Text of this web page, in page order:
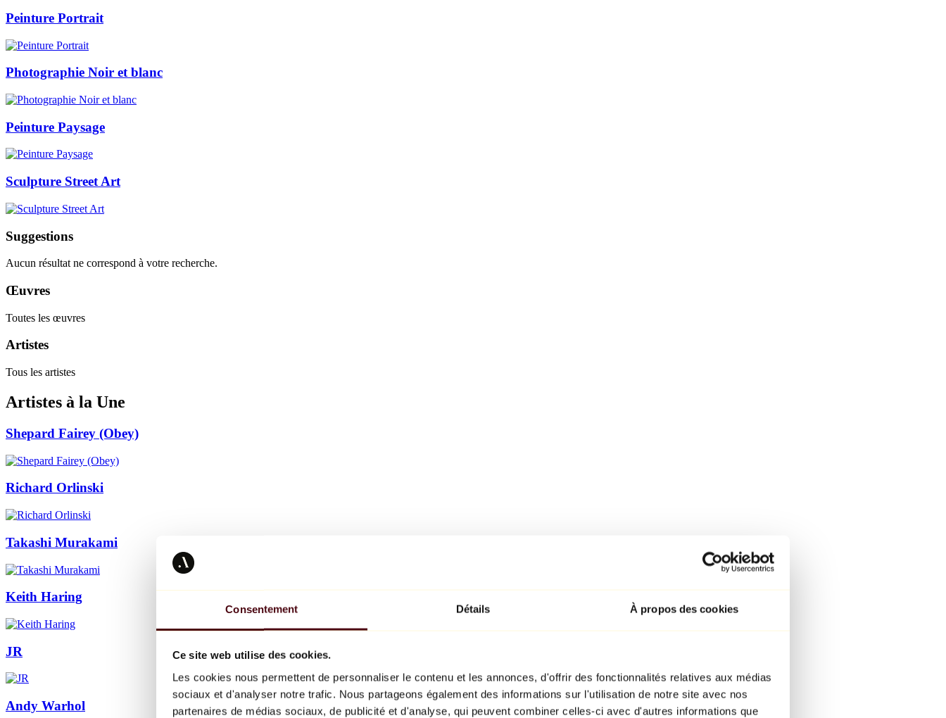
Consentement Détails À propos des cookies
Ce site web utilise des cookies.
Les cookies nous permettent de personnaliser le contenu et les annonces, d'offrir des fonctionnalités relatives aux médias
sociaux et d'analyser notre trafic. Nous partageons également des informations sur l'utilisation de notre site avec nos
partenaires de médias sociaux, de publicité et d'analyse, qui peuvent combiner celles-ci avec d'autres informations que
Peinture Portrait
Photographie Noir et blanc
Peinture Paysage
Sculpture Street Art
Suggestions
Aucun résultat ne correspond à votre recherche.
Œuvres
Toutes les œuvres
Artistes
Tous les artistes
Artistes à la Une
Shepard Fairey (Obey)
Richard Orlinski
Takashi Murakami
Keith Haring
JR
Andy Warhol